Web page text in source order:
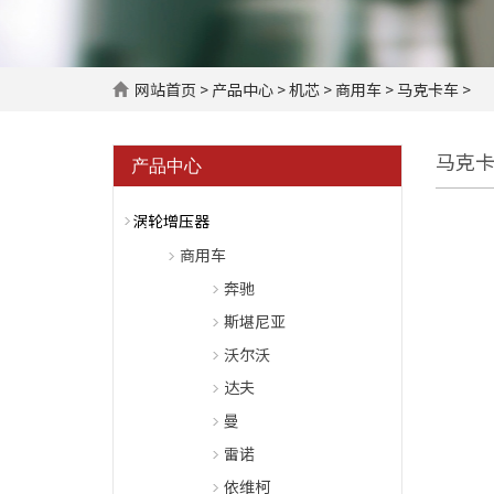
网站首页 > 产品中心 >机芯 >商用车 > 马克卡车 >
马克
产品中心
涡轮增压器
商用车
奔驰
斯堪尼亚
沃尔沃
达夫
曼
雷诺
依维柯